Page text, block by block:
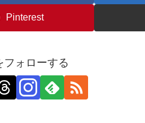
Pinterest
フォローする